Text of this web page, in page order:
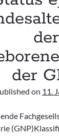
der
der
on 11.